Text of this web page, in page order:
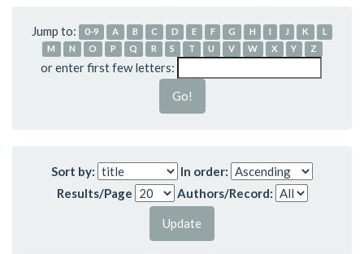
Jump to: 0-9 A B C D E F G H I J K
L
M
N O P Q R S T U V W X Y Z
or enter first few letters:
Sort by:
In order:
Results/Page
Authors/Record: